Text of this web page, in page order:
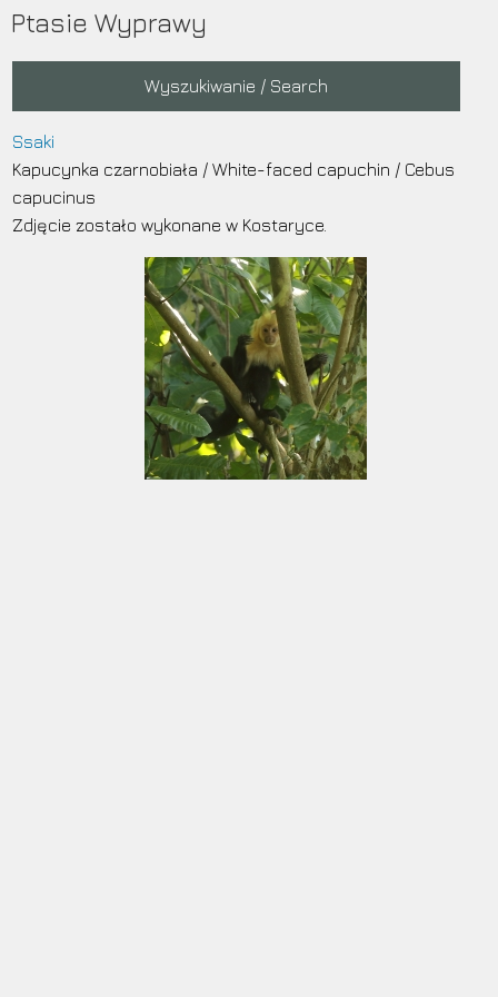
Przejdź
Ptasie Wyprawy
navigation
Wyszukiwanie / Search
Ssaki
Kapucynka czarnobiała /White-faced capuchin / Cebus
capucinus
Zdjęcie zostało wykonane w Kostaryce.